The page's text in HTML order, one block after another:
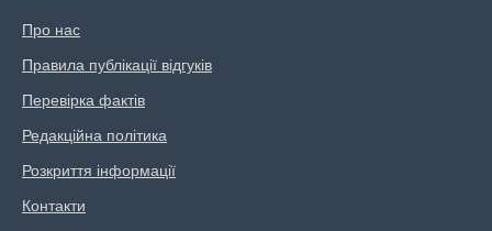
Про нас
Правила публікації відгуків
Перевірка фактів
Редакційна політика
Розкриття інформації
Контакти